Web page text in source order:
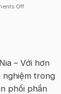
Tekla
thép
–
Hà
Offon
MT
HØJGAARD
VIETNAM
– Với hơn
nghiệm trong
phối phần